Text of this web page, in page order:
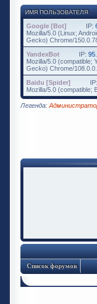
ИМЯ ПОЛЬЗОВАТЕЛЯ
Google [Bot] IP:
Mozilla/5.0 (Linux;
Gecko) Chrome/
YandexBot
IP:
Mozilla/5.0 (compatible;
Gecko) Chrome/
Baidu [Spider]
IP:
Mozilla/5.0 (compatible;
Легенда:
Список форумов